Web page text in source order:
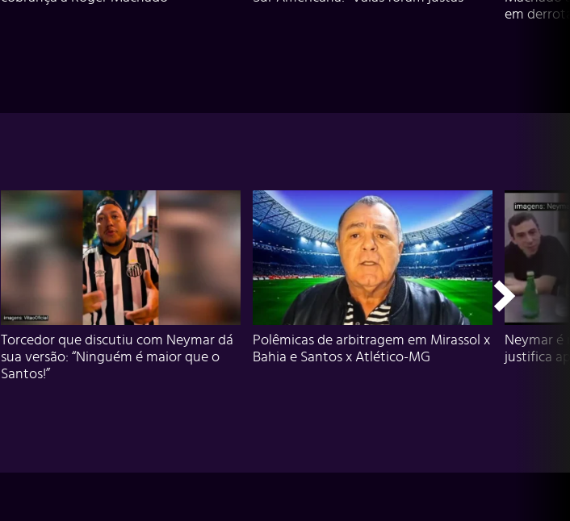
em
Torcedor que discutiu com Neymar dá
sua versão: “Ninguém é maior que o
Santos!”
Polêmicas de arbitragem em Mirassol x
Bahia e Santos x Atlético-MG
Neymar é
justifica